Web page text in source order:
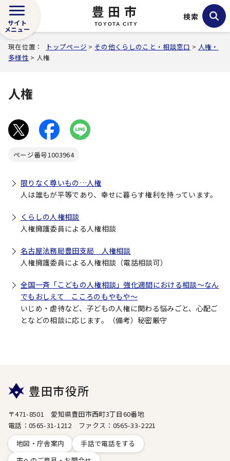
豊田市
TOYOTA CITY
サイト
メニュー
検索
現在位置： トップページ > その他くらしのこと・相談窓口 > 人権・
多様性 > 人権
人権
ページ番号1003964
限りなく尊いもの…人権
人は誰もが平等であり、幸せに暮らす権利を持っています。
くらしの人権相談
人権擁護委員による人権相談
名古屋法務局豊田支局 人権相談
人権擁護委員による人権相談（電話相談可）
全国一斉「こどもの人権相談」強化週間における相談～なん
でもおしえて こころのもやもや～
いじめ・虐待など、子どもの人権に関わる悩みごと、心配ご
となどの相談に応じます。（備考）秘密厳守
豊田市役所
〒471-8501 愛知県豊田市西町3丁目60番地
電話：0565-31-1212 ファクス：0565-33-2221
地図・庁舎案内
手話で電話をする